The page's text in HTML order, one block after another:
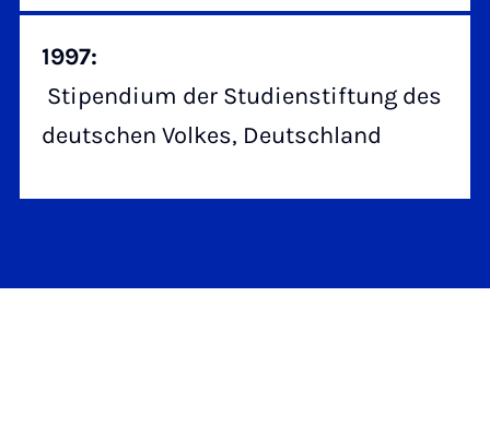
1997:
Stipendium der Studienstiftung des
deutschen Volkes, Deutschland